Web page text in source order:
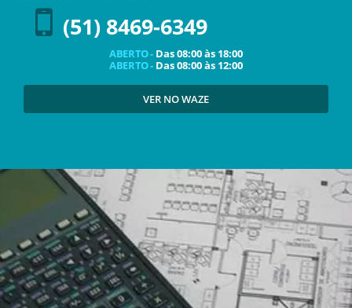
(51) 8469-6349
ABERTO - Das08:00às 18:00
ABERTO - Das08:00às 12:00
VER NO WAZE